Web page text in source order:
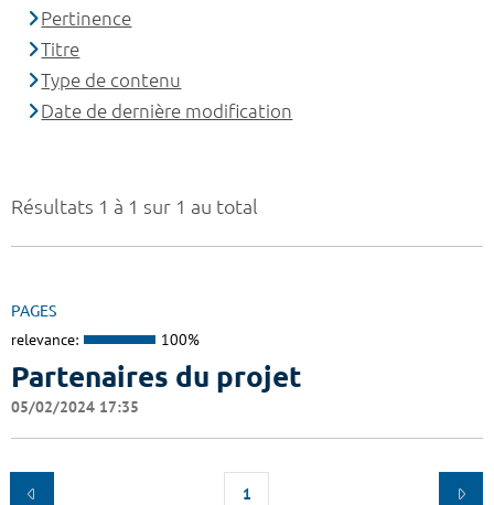
Résultats 1 à 1 sur 1 au total
PAGES
relevance: 100%
Partenaires du projet
05/02/2024 17:35
1
Pertinence
Titre
Type de contenu
Date de dernière modification